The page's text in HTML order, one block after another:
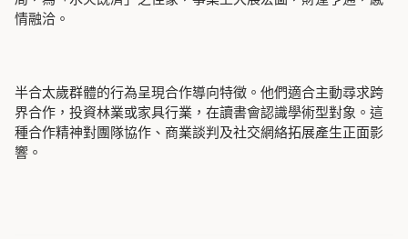
情融洽。
半合太歲群體的行為呈現合作導向特徵。他們適合主動尋求跨
界合作，投資林業或家具行業，在讀書會認識學術型對象。這
種合作精神對團隊協作、商業談判及社交網絡拓展產生正面影
響。